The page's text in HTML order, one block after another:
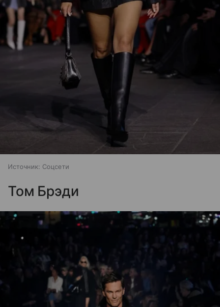
Источник: Соцсети
Том Брэди